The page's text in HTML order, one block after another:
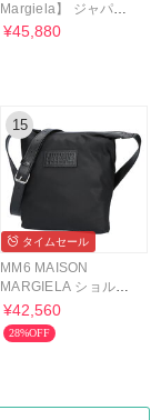
Margiela】 ジャパニ
ーズ クロスボディバッ
¥45,880
15
タイムセール
MM6 MAISON
MARGIELA ショルダ
ーバッグ SB6WG0026
P9062
¥42,560
28%OFF